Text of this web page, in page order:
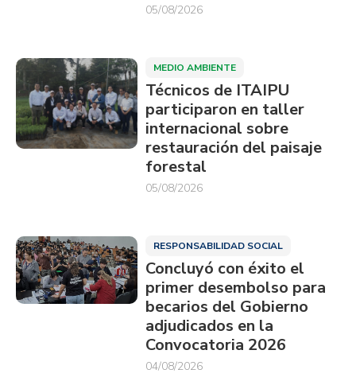
05/08/2026
MEDIO AMBIENTE
Técnicos de ITAIPU
participaron en taller
internacional sobre
restauración del paisaje
forestal
05/08/2026
RESPONSABILIDAD SOCIAL
Concluyó con éxito el
primer desembolso para
becarios del Gobierno
adjudicados en la
Convocatoria 2026
04/08/2026